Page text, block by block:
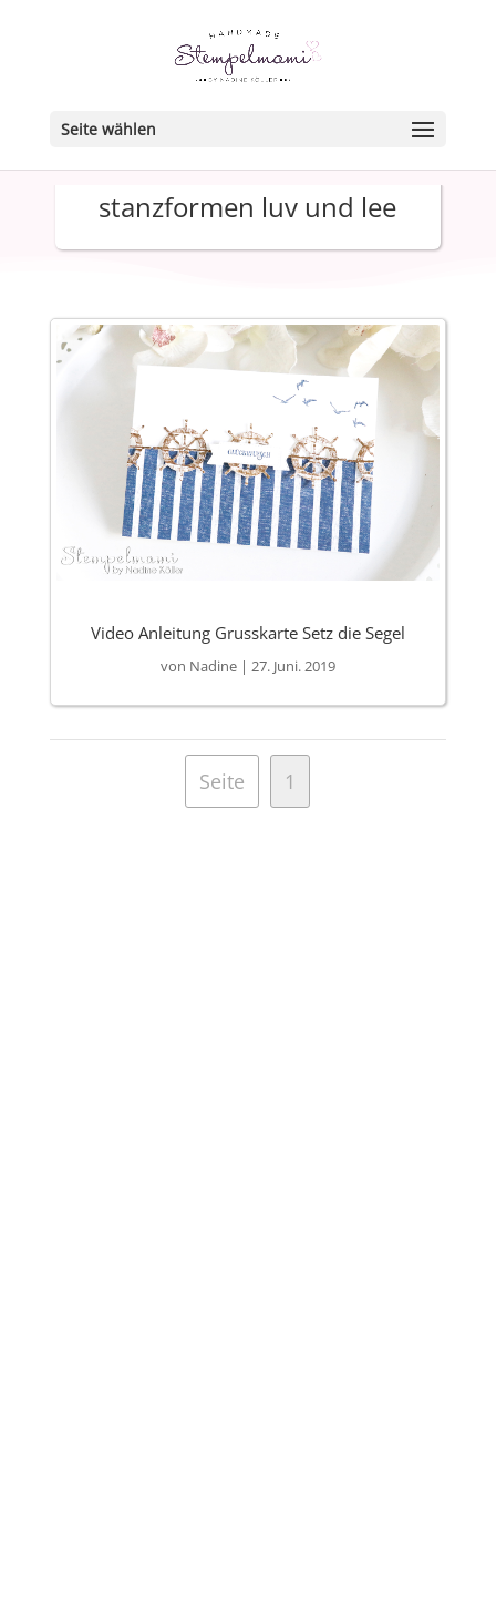
Seite wählen
stanzformen luv und lee
Video Anleitung Grusskarte Setz die Segel
von Nadine| 27. Juni. 2019
Seite 1